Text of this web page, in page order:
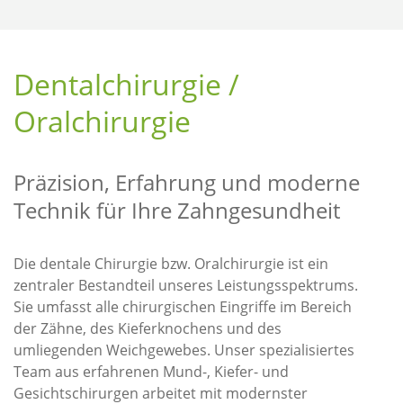
Dentalchirurgie /
Oralchirurgie
Präzision, Erfahrung und moderne
Technik für Ihre Zahngesundheit
Die dentale Chirurgie bzw. Oralchirurgie ist ein
zentraler Bestandteil unseres Leistungsspektrums.
Sie umfasst alle chirurgischen Eingriffe im Bereich
der Zähne, des Kieferknochens und des
umliegenden Weichgewebes. Unser spezialisiertes
Team aus erfahrenen Mund-, Kiefer- und
Gesichtschirurgen arbeitet mit modernster